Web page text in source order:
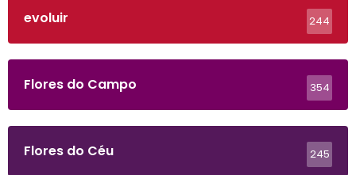
evoluir 244
Flores do Campo 354
Flores do Céu 245